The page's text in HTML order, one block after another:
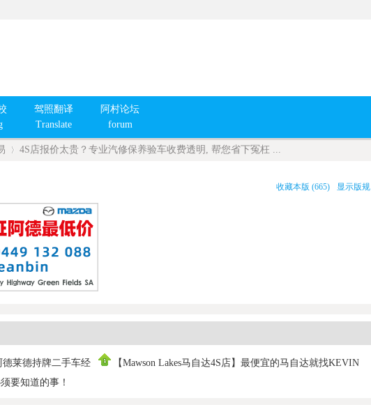
驾照翻译
Translate
阿村论坛
forum
4S店报价太贵？专业汽修保养验车收费透明, 帮您省下冤枉 ...
显示版规
收藏本版 (665)
德莱德持牌二手车经 【Mawson Lakes马自达4S店】最便宜的马自达就找KEVIN
要知道的事！